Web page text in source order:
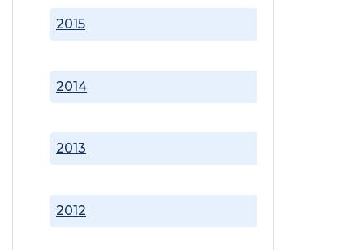
2012
2013
2014
2015